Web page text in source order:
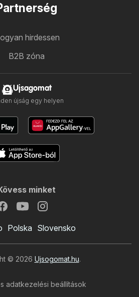
hirdessen
B2B zóna
Ujsagomat
újság egy helyen
minket
Polska Slovensko
© 2026 Ujsogomat.hu.
adatkezelési beállítások